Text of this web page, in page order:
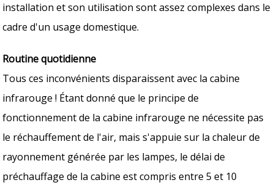
installation et son utilisation sont assez complexes dans le
cadre d'un usage domestique.
Routine quotidienne
Tous ces inconvénients disparaissent avec la cabine
infrarouge ! Étant donné que le principe de
fonctionnement de la cabine infrarouge ne nécessite pas
le réchauffement de l'air, mais s'appuie sur la chaleur de
rayonnement générée par les lampes, le délai de
préchauffage de la cabine est compris entre 5 et 10